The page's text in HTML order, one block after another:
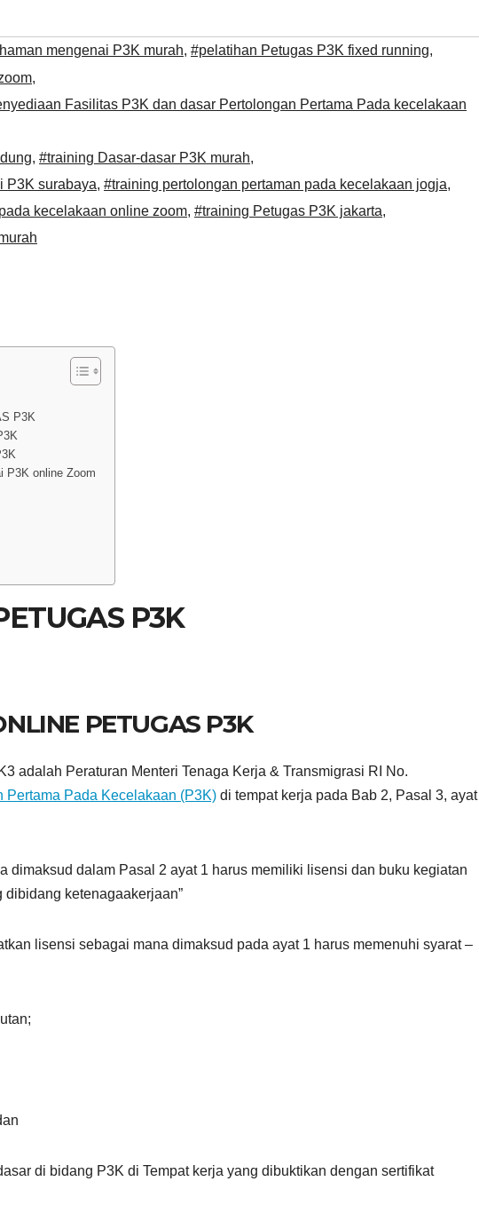
mengenai P3K murah, #pelatihan Petugas P3K fixed running,
,
Fasilitas P3K dan dasar Pertolongan Pertama Pada kecelakaan
, #training Dasar-dasar P3K murah,
P3K surabaya, #training pertolongan pertaman pada kecelakaan jogja,
kecelakaan online zoom, #training Petugas P3K jakarta,
P3K
P3K online Zoom
P3K
PETUGAS P3K
adalah Peraturan Menteri Tenaga Kerja & Transmigrasi RI No.
Pertama Pada Kecelakaan (P3K) di tempat kerja pada Bab 2, Pasal 3, ayat
dimaksud dalam Pasal 2 ayat 1 harus memiliki lisensi dan buku kegiatan
ketenagaakerjaan”
lisensi sebagai mana dimaksud pada ayat 1 harus memenuhi syarat –
di bidang P3K di Tempat kerja yang dibuktikan dengan sertifikat